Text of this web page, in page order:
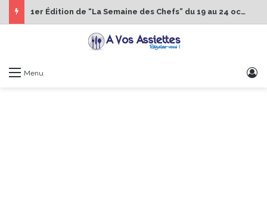
1er Édition de “La Semaine des Chefs” du 19 au 24 octobre 2026
Menu